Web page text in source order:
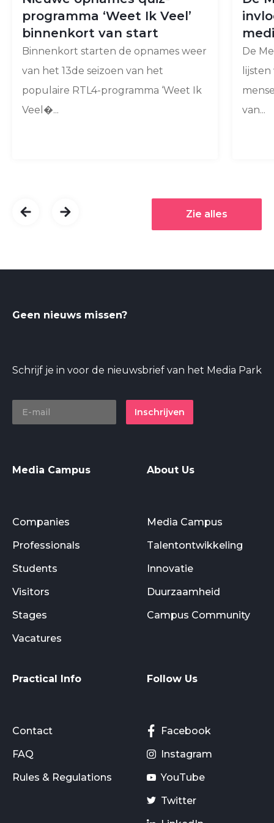
programma ‘Weet Ik Veel’
binnenkort van start
Binnenkort starten de opnames weer
van het 13de seizoen van het
populaire RTL4-programma ‘Weet Ik
Veel�...
De
van...
Zie alles
Geen nieuws missen?
Schrijf je in voor de nieuwsbrief van het Media Park
Inschrijven
Media Campus
Companies
Professionals
Students
Visitors
Stages
Vacatures
About Us
Media Campus
Talentontwikkeling
Innovatie
Duurzaamheid
Campus Community
Practical Info
Contact
FAQ
Rules & Regulations
Follow Us
Facebook
Instagram
YouTube
Twitter